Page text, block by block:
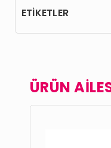
ETİKETLER
ÜRÜN